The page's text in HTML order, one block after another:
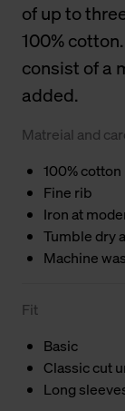
of up to
100%
consist of a
added.
Matreial and
100% cotton
Fine rib
Iron at
Tumble dry
Machine
Fit
Basic
Classic cut
Long